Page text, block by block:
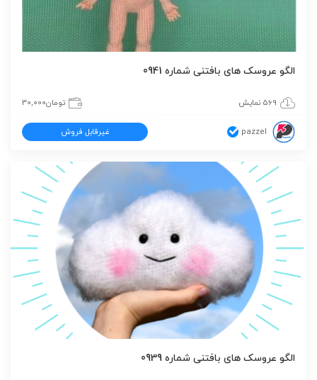
الگو عروسک های بافتنی شماره 0941
569 نمایش تومان30,000
pazzel غیرقابل فروش
الگو عروسک های بافتنی شماره 0939